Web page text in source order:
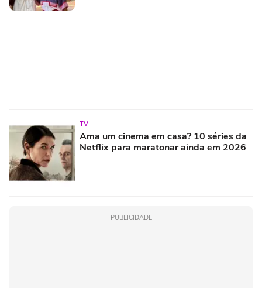
TV
Ama um cinema em casa? 10 séries da
Netflix para maratonar ainda em 2026
PUBLICIDADE